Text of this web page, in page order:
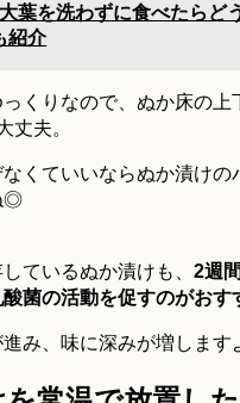
大葉を洗わずに食べたらど
紹介
くりなので、ぬか床の上
丈夫。
くていいならぬか漬けの
◎
ているぬか漬けも、 2週
菌の活動を促すのがおす
み、味に深みが増します